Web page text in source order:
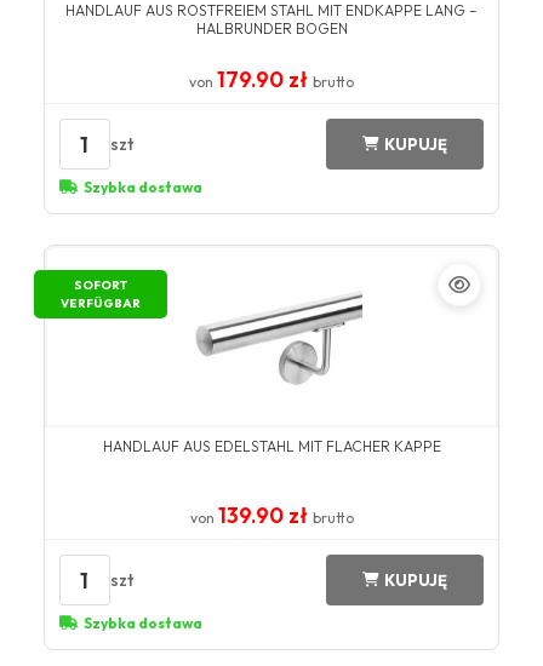
HANDLAUF AUS ROSTFREIEM STAHL MIT ENDKAPPE LANG –
HALBRUNDER BOGEN
von 179.90 zł brutto
1 szt KUPUJĘ
Szybka dostawa
SOFORT
VERFÜGBAR
HANDLAUF AUS EDELSTAHL MIT FLACHER KAPPE
von 139.90 zł brutto
1 szt KUPUJĘ
Szybka dostawa